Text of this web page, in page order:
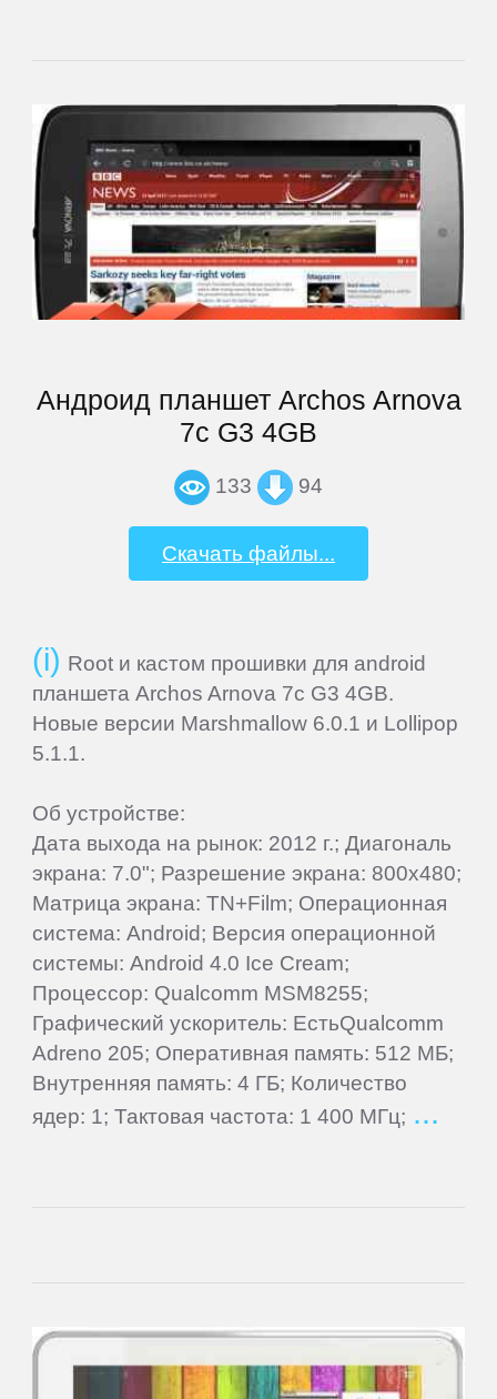
Андроид планшет Archos Arnova
7c G3 4GB
133 94
Скачать файлы...
Root и кастом прошивки для android
планшета Archos Arnova 7c G3 4GB.
Новые версии Marshmallow 6.0.1 и Lollipop
5.1.1.
Об устройстве:
Дата выхода на рынок: 2012 г.; Диагональ
экрана: 7.0"; Разрешение экрана: 800x480;
Матрица экрана: TN+Film; Операционная
система: Android; Версия операционной
системы: Android 4.0 Ice Cream;
Процессор: Qualcomm MSM8255;
Графический ускоритель: ЕстьQualcomm
Adreno 205; Оперативная память: 512 МБ;
Внутренняя память: 4 ГБ; Количество
ядер: 1; Тактовая частота: 1 400 МГц;
Match
Tech
Mio
MODECOM
OVERMAX
Oysters
Perfeo
PiPO
Plark